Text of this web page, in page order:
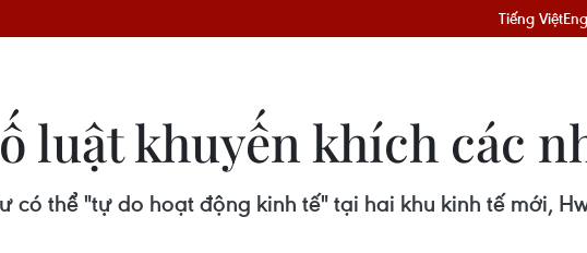
Tiếng Việt
luật khuyến khích các
có thể "tự do hoạt động kinh tế" tại hai khu kinh tế mới,